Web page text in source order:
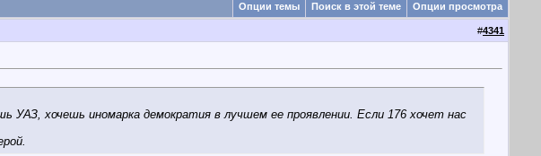
Опции темы Поиск в этой теме Опции просмотра
#4341
хочешь иномарка демократия в лучшем ее проявлении. Если 176 хочет нас